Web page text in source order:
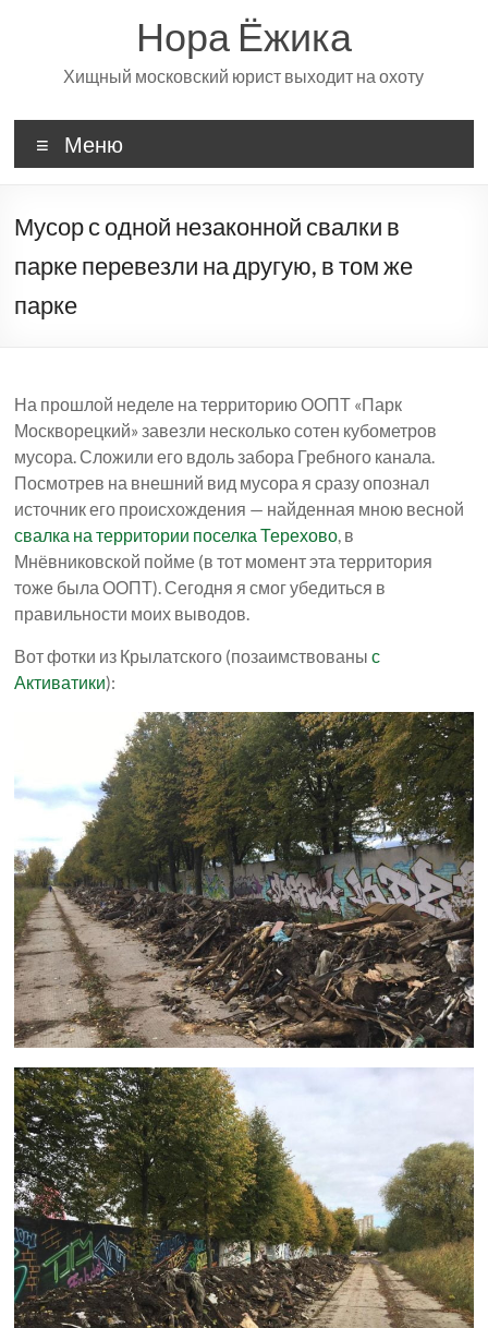
Нора Ёжика
Хищный московский юрист выходит на охоту
Меню
Мусор с одной незаконной свалки в
парке перевезли на другую, в том же
парке
На прошлой неделе на территорию ООПТ «Парк
Москворецкий» завезли несколько сотен кубометров
мусора. Сложили его вдоль забора Гребного канала.
Посмотрев на внешний вид мусора я сразу опознал
источник его происхождения — найденная мною весной
свалка на территории поселка Терехово, в
Мнёвниковской пойме (в тот момент эта территория
тоже была ООПТ). Сегодня я смог убедиться в
правильности моих выводов.
Вот фотки из Крылатского (позаимствованыс
Активатики):